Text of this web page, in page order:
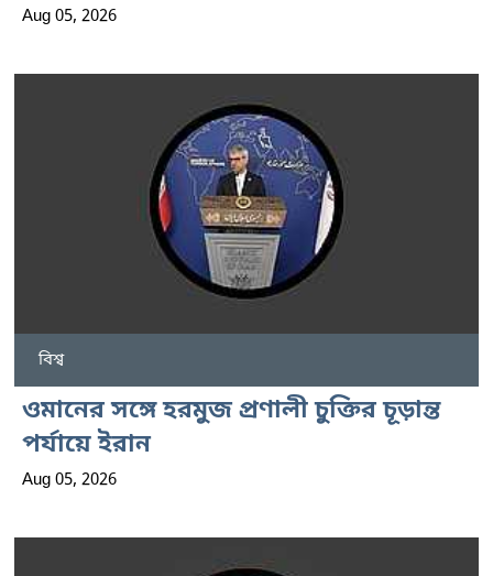
Aug 05, 2026
বিশ্ব
ওমানের সঙ্গে হরমুজ প্রণালী চুক্তির চূড়ান্ত
পর্যায়ে ইরান
Aug 05, 2026